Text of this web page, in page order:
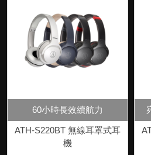
60小時長效續航力
ATH-S220BT 無線耳罩式耳
機